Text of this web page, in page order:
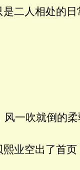
二人相处的日
风一吹就倒的
业空出了首